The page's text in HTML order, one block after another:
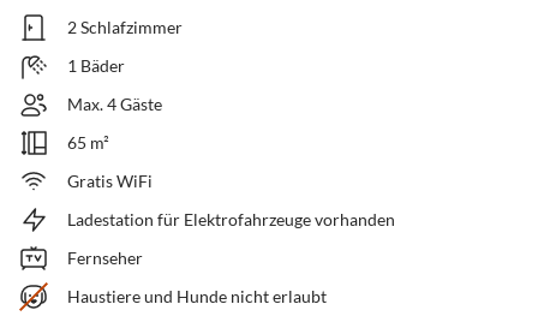
2 Schlafzimmer
1 Bäder
Max. 4 Gäste
65 m²
Gratis WiFi
Ladestation für Elektrofahrzeuge vorhanden
Fernseher
Haustiere und Hunde nicht erlaubt